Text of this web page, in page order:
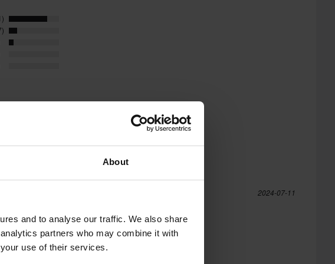
About
and to analyse our traffic. We also share
partners who may combine it with
use of their services.
2024-07-11
som det är en betydligt dyrare hjälm